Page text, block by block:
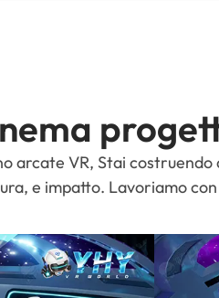
arcate VR, Stai costruendo
e impatto. Lavoriamo